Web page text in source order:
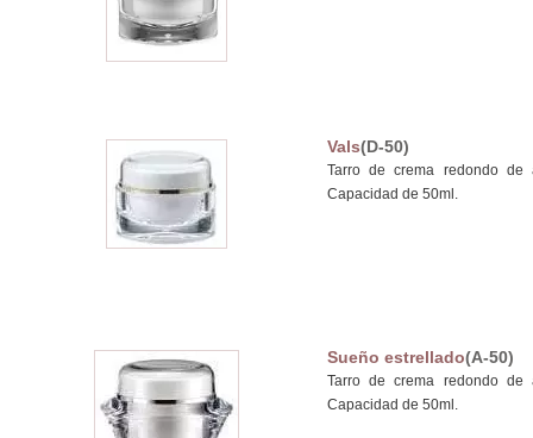
Vals(D-50)
Tarro de crema redondo
Capacidad de 50ml.
Sueño estrellado(A-50)
Tarro de crema redondo
Capacidad de 50ml.